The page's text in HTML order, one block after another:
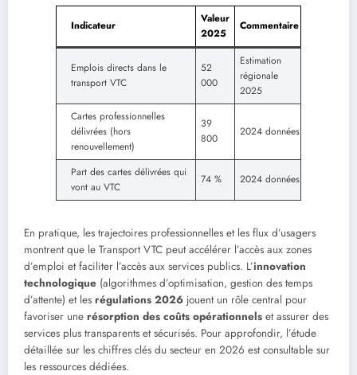
Indicateur
Valeur
2025
Commentaire
Emplois directs dans le
transport VTC
52
000
Estimation
régionale
2025
Cartes professionnelles
délivrées (hors
renouvellement)
39
800
2024 données
Part des cartes délivrées qui
vont au VTC
74 % 2024 données
En pratique, les trajectoires professionnelles et les flux d’usagers
montrent que le Transport VTC peut accélérer l’accès aux zones
d’emploi et faciliter l’accès aux services publics. L’innovation
technologique (algorithmes d’optimisation, gestion des temps
d’attente) et les régulations 2026 jouent un rôle central pour
favoriser une résorption des coûts opérationnels et assurer des
services plus transparents et sécurisés. Pour approfondir, l’étude
détaillée sur les chiffres clés du secteur en 2026 est consultable sur
les ressources dédiées.